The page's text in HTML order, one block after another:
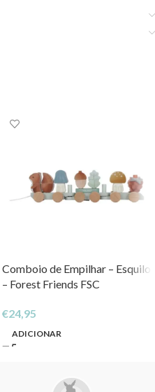
Comboio de Empilhar – Esquilo
– Forest Friends FSC
€24,95
ADICIONAR